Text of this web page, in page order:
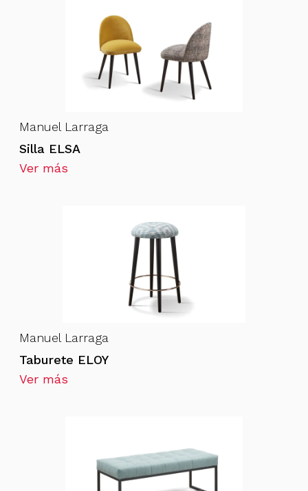
Manuel Larraga
Silla ELSA
Ver más
Manuel Larraga
Taburete ELOY
Ver más